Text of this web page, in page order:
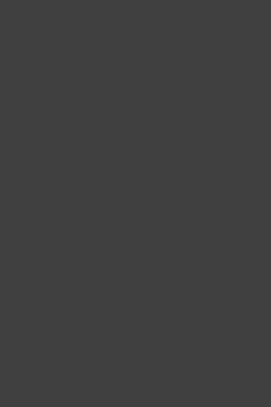
RÉINVENTENT LE MARCHÉ [ÉTUDE]
ANTHONY MARTIN
30 ANS, PIONNIÈRE EN ILLE-ET-
70 ANS DE LA CHIMAY BLEUE